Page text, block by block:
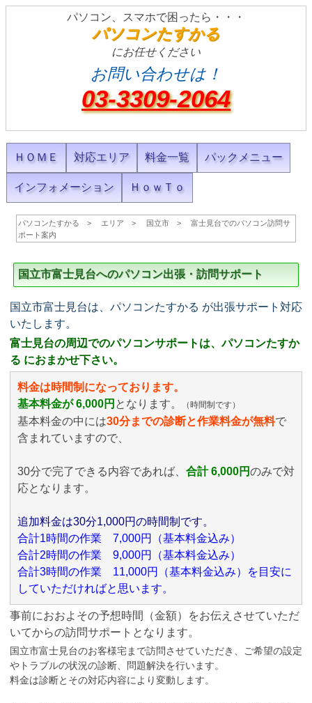
パソコン、スマホで困ったら・・・
パソコンたすかる
にお任せください
お問い合わせは！
03-3309-2064
ＨＯＭＥ 対応エリア 料金一覧 パックメニュー
インフォメーション ＨｏｗＴｏ
パソコンたすかる エリア 国立市
富士見台でのパソコン訪問サ
ポート案内
国立市富士見台へのパソコン出張・訪問サポート
国立市富士見台は、パソコンたすかる が出張サポート対応
いたします。
富士見台の周辺でのパソコンサポートは、パソコンたすか
る におまかせ下さい。
料金は時間制になっております。
基本料金が 6,000円 となります。 （時間制です）
基本料金の中には30分までの診断と作業料金が無料で
含まれていますので、
30分で完了できる内容であれば、 合計 6,000円のみで対
応となります。
追加料金は30分1,000円の時間制です。
合計1時間の作業 7,000円（基本料金込み）
合計2時間の作業 9,000円（基本料金込み）
合計3時間の作業 11,000円（基本料金込み）を目安に
していただければと思います。
事前におおよその予想時間（金額）をお伝えさせていただ
いてからの訪問サポートとなります。
国立市富士見台のお客様宅まで訪問させていただき、ご希望の設定
やトラブルの状況の診断、問題解決を行います。
料金は診断とその対応内容により変動します。